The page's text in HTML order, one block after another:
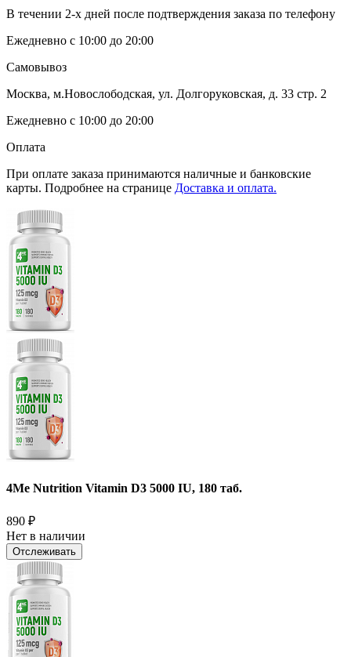
В течении 2-х дней после подтверждения заказа по телефону
Ежедневно с 10:00 до 20:00
Самовывоз
Москва, м.Новослободская, ул. Долгоруковская, д. 33 стр. 2
Ежедневно с 10:00 до 20:00
Оплата
При оплате заказа принимаются наличные и банковские
карты. Подробнее на странице Доставка и оплата.
4Me Nutrition Vitamin D3 5000 IU, 180 таб.
890 ₽
Нет в наличии
Отслеживать